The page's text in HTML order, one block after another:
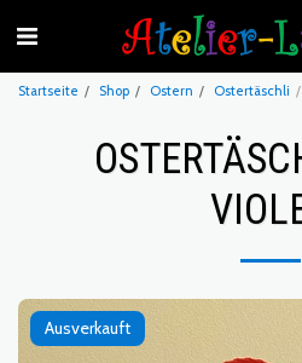
Startseite Shop Ostern Ostertäschli
Ausverkauft